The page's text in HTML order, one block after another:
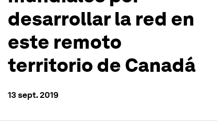
desarrollar la red en
este remoto
territorio de Canadá
13 sept. 2019